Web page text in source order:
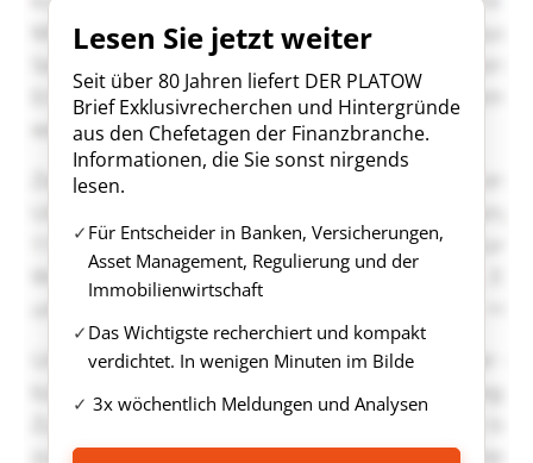
Lesen Sie jetzt weiter
Seit über 80 Jahren liefert DER PLATOW
Brief Exklusivrecherchen und Hintergründe
aus den Chefetagen der Finanzbranche.
Informationen, die Sie sonst nirgends
lesen.
Für Entscheider in Banken, Versicherungen,
Asset Management, Regulierung und der
Immobilienwirtschaft
Das Wichtigste recherchiert und kompakt
verdichtet. In wenigen Minuten im Bilde
3x wöchentlich Meldungen und Analysen